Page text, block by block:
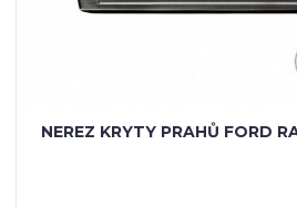
NEREZ KRYTY PRAHŮ FORD